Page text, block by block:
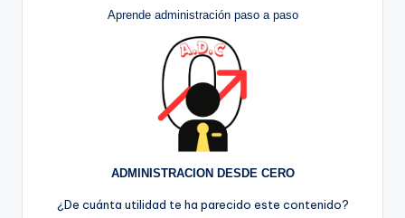
Aprende administración paso a paso
ADMINISTRACION DESDE CERO
¿De cuánta utilidad te ha parecido este contenido?